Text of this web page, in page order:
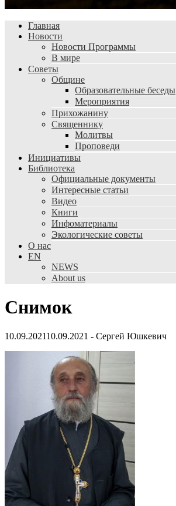
Главная
Новости
Новости Программы
В мире
Советы
Общине
Образовательные беседы
Мероприятия
Прихожанину
Священнику
Молитвы
Проповеди
Инициативы
Библиотека
Официальные документы
Интересные статьи
Видео
Книги
Инфоматериалы
Экологические советы
О нас
EN
NEWS
About us
Снимок
10.09.202110.09.2021 - Сергей Юшкевич